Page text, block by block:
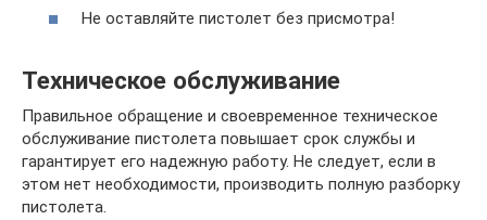
Не оставляйте пистолет без присмотра!
Техническое обслуживание
Правильное обращение и своевременное техническое
обслуживание пистолета повышает срок службы и
гарантирует его надежную работу. Не следует, если в
этом нет необходимости, производить полную разборку
пистолета.